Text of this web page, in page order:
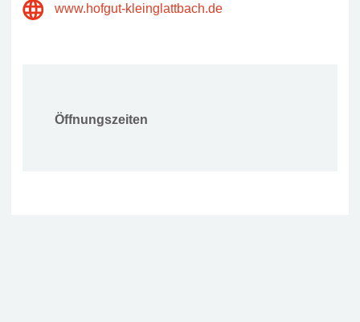
www.hofgut-kleinglattbach.de
Öffnungszeiten